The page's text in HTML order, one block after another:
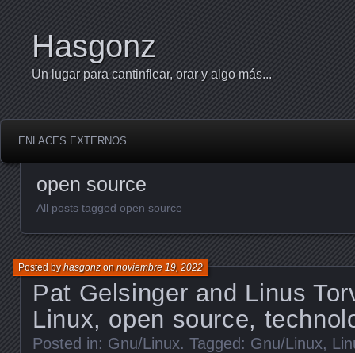
Hasgonz
Un lugar para cantinflear, orar y algo más...
ENLACES EXTERNOS
open source
All posts tagged open source
Pat Gelsinger and Linus
Linux, open source,
Posted byhasgonzonnoviembre 19, 2022
Posted in: Gnu/Linux. Tagged: Gnu/Linux,